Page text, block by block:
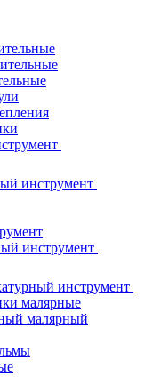
инструмент
инструмент
инструмент
малярные
малярный